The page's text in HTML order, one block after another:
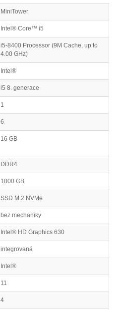
MiniTower
Intel® Core™ i5
i5-8400 Processor (9M Cache, up to
4.00 GHz)
Intel®
i5 8. generace
1
6
16 GB
DDR4
1000 GB
SSD M.2 NVMe
bez mechaniky
Intel® HD Graphics 630
integrovaná
Intel®
11
4